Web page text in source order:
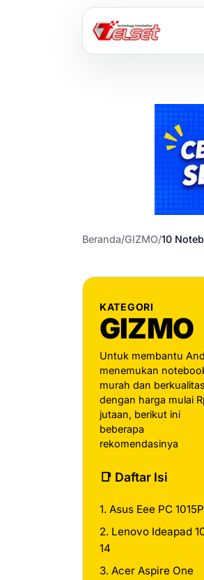
Beranda/GIZMO/10
KATEGORI
GIZMO
Untuk membantu
menemukan
murah dan berkualitas
dengan harga mulai
jutaan, berikut ini
beberapa
rekomendasinya
📑 Daftar Isi
1. Asus Eee PC
2. Lenovo Ideapad
14
3. Acer Aspire One